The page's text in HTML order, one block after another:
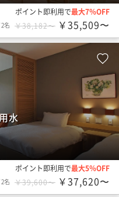
ポイント即利用で最大7％OFF
2名 ￥38,182〜 ￥35,509〜
水
ポイント即利用で最大5％OFF
2名 ￥39,600〜 ￥37,620〜